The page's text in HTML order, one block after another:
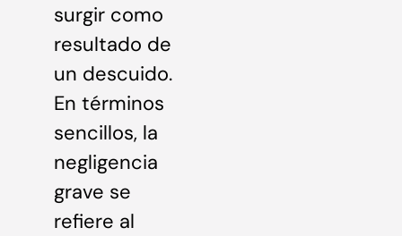
surgir como
resultado de
un descuido.
En términos
sencillos, la
negligencia
grave se
refiere al